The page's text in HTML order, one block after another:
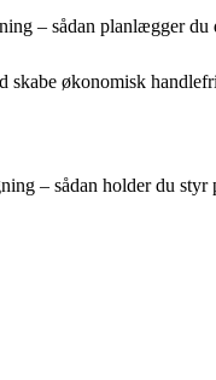
– sådan planlægger du
skabe økonomisk
– sådan holder du